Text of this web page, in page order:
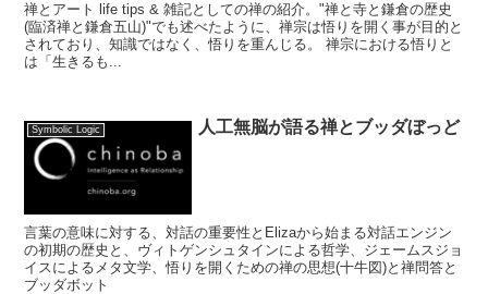
禅とアート life tips & 雑記としての禅の紹介。"禅と寺と鎌倉の歴史
(臨済禅と鎌倉五山)"でも述べたように、禅宗は悟りを開く事が目的と
されており、知識ではなく、悟りを重んじる。 禅宗における悟りと
は「生きるも...
Symbolic Logic 人工無脳が語る禅とブッダぼっど
言葉の意味に対する、対話の重要性とElizaから始まる対話エンジン
の初期の歴史と、ヴィトゲンシュタインによる哲学、ジェームスジョ
イスによるメタ文学、悟りを開くための禅の思想(十牛図)と禅問答と
ブッダボット